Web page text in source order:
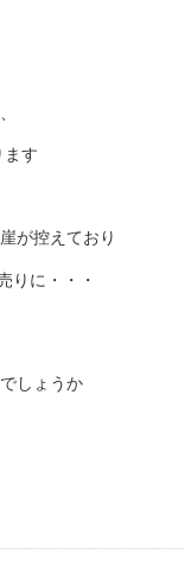
ます
が控えており
りに・・・
しょうか